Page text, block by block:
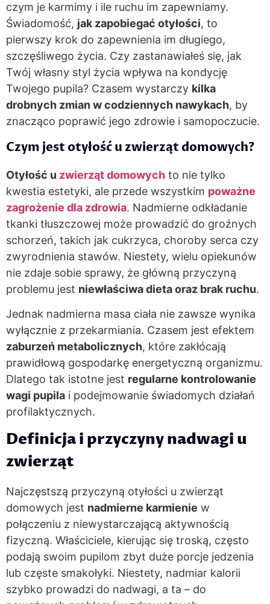
czym je karmimy i ile ruchu im zapewniamy.
Świadomość, jak zapobiegać otyłości, to
pierwszy krok do zapewnienia im długiego,
szczęśliwego życia. Czy zastanawiałeś się, jak
Twój własny styl życia wpływa na kondycję
Twojego pupila? Czasem wystarczy kilka
drobnych zmian w codziennych nawykach, by
znacząco poprawić jego zdrowie i samopoczucie.
Czym jest otyłość u zwierząt domowych?
Otyłość u zwierząt domowych to nie tylko
kwestia estetyki, ale przede wszystkim poważne
zagrożenie dla zdrowia. Nadmierne odkładanie
tkanki tłuszczowej może prowadzić do groźnych
schorzeń, takich jak cukrzyca, choroby serca czy
zwyrodnienia stawów. Niestety, wielu opiekunów
nie zdaje sobie sprawy, że główną przyczyną
problemu jest niewłaściwa dieta oraz brak ruchu.
Jednak nadmierna masa ciała nie zawsze wynika
wyłącznie z przekarmiania. Czasem jest efektem
zaburzeń metabolicznych, które zakłócają
prawidłową gospodarkę energetyczną organizmu.
Dlatego tak istotne jest regularne kontrolowanie
wagi pupila i podejmowanie świadomych działań
profilaktycznych.
Definicja i przyczyny nadwagi u
zwierząt
Najczęstszą przyczyną otyłości u zwierząt
domowych jest nadmierne karmienie w
połączeniu z niewystarczającą aktywnością
fizyczną. Właściciele, kierując się troską, często
podają swoim pupilom zbyt duże porcje jedzenia
lub częste smakołyki. Niestety, nadmiar kalorii
szybko prowadzi do nadwagi, a ta – do